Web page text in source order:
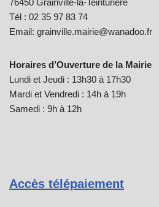
76450 Grainville-la-Teinturière
Tél : 02 35 97 83 74
Email: grainville.mairie@wanadoo.fr
Horaires d’Ouverture de la Mairie
Lundi et Jeudi : 13h30 à 17h30
Mardi et Vendredi : 14h à 19h
Samedi : 9h à 12h
Accès télépaiement